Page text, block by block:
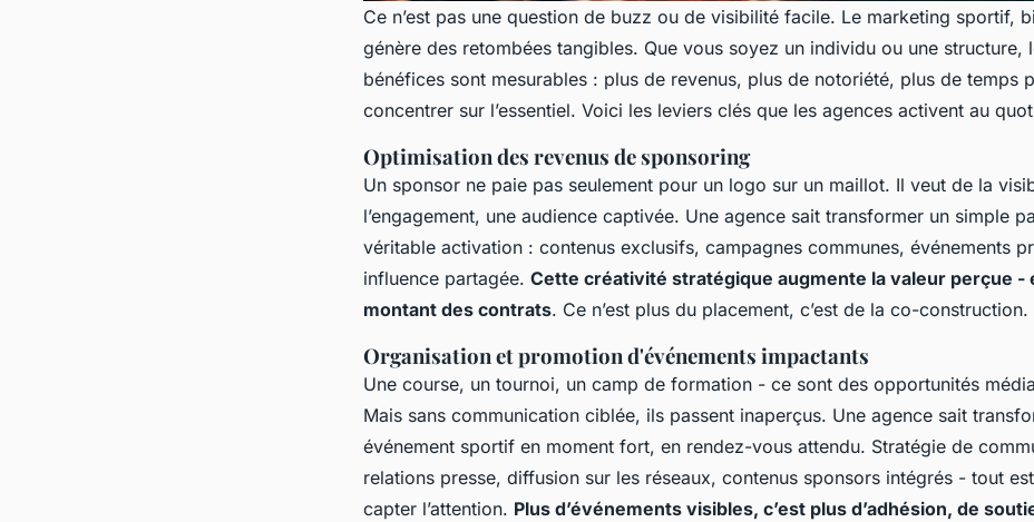
Ce n’est pas une question de buzz ou de visibilité facile. Le marketing sportif,
génère des retombées tangibles. Que vous soyez un individu ou une structure,
bénéfices sont mesurables : plus de revenus, plus de notoriété, plus de temps
concentrer sur l’essentiel. Voici les leviers clés que les agences activent au
Optimisation des revenus de sponsoring
Un sponsor ne paie pas seulement pour un logo sur un maillot. Il veut de la
l’engagement, une audience captivée. Une agence sait transformer un simple
véritable activation : contenus exclusifs, campagnes communes, événements
influence partagée. Cette créativité stratégique augmente la valeur perçue -
montant des contrats. Ce n’est plus du placement, c’est de la co-construction.
Organisation et promotion d'événements impactants
Une course, un tournoi, un camp de formation - ce sont des opportunités
Mais sans communication ciblée, ils passent inaperçus. Une agence sait
événement sportif en moment fort, en rendez-vous attendu. Stratégie de
relations presse, diffusion sur les réseaux, contenus sponsors intégrés - tout
capter l’attention. Plus d’événements visibles, c’est plus d’adhésion, de